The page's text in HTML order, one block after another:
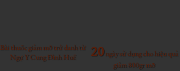
Bài thuốc giảm mỡ trứ danh từ
Ngự Y Cung Đình Huế
20ngày sử dụng cho hiệu quả
giảm 800gr mỡ